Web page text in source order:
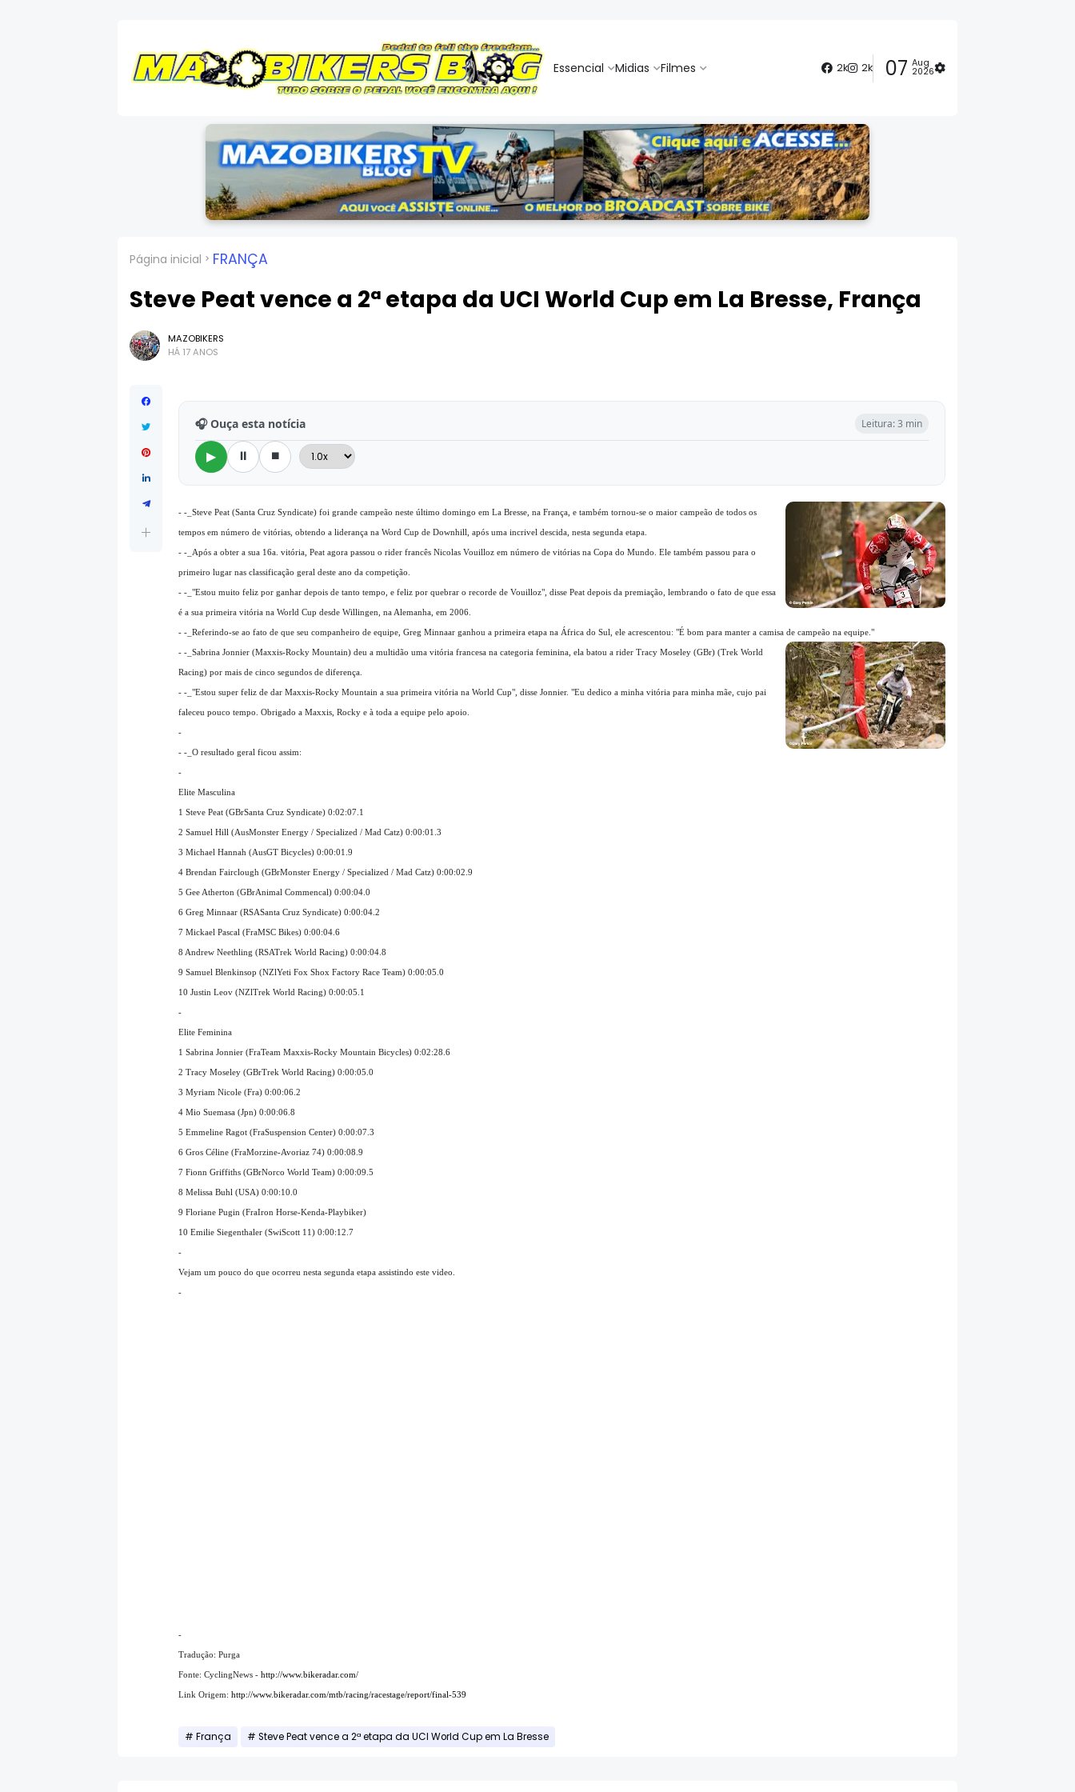
Essencial Midias Filmes 2k 2k 07 Aug
2026
Página inicial FRANÇA
Steve Peat vence a 2ª etapa da UCI World Cup em La Bresse, França
MAZOBIKERS
HÁ 17 ANOS
🎧 Ouça esta notícia Leitura: 3 min
▶ ⏸ ⏹
- -_Steve Peat (Santa Cruz Syndicate) foi grande campeão neste último domingo em La Bresse, na França, e também tornou-se o maior campeão de todos os
tempos em número de vitórias, obtendo a liderança na Word Cup de Downhill, após uma incrivel descida, nesta segunda etapa.
- -_Após a obter a sua 16a. vitória, Peat agora passou o rider francês Nicolas Vouilloz em número de vitórias na Copa do Mundo. Ele também passou para o
primeiro lugar nas classificação geral deste ano da competição.
- -_"Estou muito feliz por ganhar depois de tanto tempo, e feliz por quebrar o recorde de Vouilloz", disse Peat depois da premiação, lembrando o fato de que essa
é a sua primeira vitória na World Cup desde Willingen, na Alemanha, em 2006.
- -_Referindo-se ao fato de que seu companheiro de equipe, Greg Minnaar ganhou a primeira etapa na África do Sul, ele acrescentou: "É bom para manter a camisa de campeão na equipe."
- -_Sabrina Jonnier (Maxxis-Rocky Mountain) deu a multidão uma vitória francesa na categoria feminina, ela batou a rider Tracy Moseley (GBr) (Trek World
Racing) por mais de cinco segundos de diferença.
- -_"Estou super feliz de dar Maxxis-Rocky Mountain a sua primeira vitória na World Cup", disse Jonnier. "Eu dedico a minha vitória para minha mãe, cujo pai
faleceu pouco tempo. Obrigado a Maxxis, Rocky e à toda a equipe pelo apoio.
-
- -_O resultado geral ficou assim:
-
Elite Masculina
1 Steve Peat (GBrSanta Cruz Syndicate) 0:02:07.1
2 Samuel Hill (AusMonster Energy / Specialized / Mad Catz) 0:00:01.3
3 Michael Hannah (AusGT Bicycles) 0:00:01.9
4 Brendan Fairclough (GBrMonster Energy / Specialized / Mad Catz) 0:00:02.9
5 Gee Atherton (GBrAnimal Commencal) 0:00:04.0
6 Greg Minnaar (RSASanta Cruz Syndicate) 0:00:04.2
7 Mickael Pascal (FraMSC Bikes) 0:00:04.6
8 Andrew Neethling (RSATrek World Racing) 0:00:04.8
9 Samuel Blenkinsop (NZlYeti Fox Shox Factory Race Team) 0:00:05.0
10 Justin Leov (NZlTrek World Racing) 0:00:05.1
-
Elite Feminina
1 Sabrina Jonnier (FraTeam Maxxis-Rocky Mountain Bicycles) 0:02:28.6
2 Tracy Moseley (GBrTrek World Racing) 0:00:05.0
3 Myriam Nicole (Fra) 0:00:06.2
4 Mio Suemasa (Jpn) 0:00:06.8
5 Emmeline Ragot (FraSuspension Center) 0:00:07.3
6 Gros Céline (FraMorzine-Avoriaz 74) 0:00:08.9
7 Fionn Griffiths (GBrNorco World Team) 0:00:09.5
8 Melissa Buhl (USA) 0:00:10.0
9 Floriane Pugin (FraIron Horse-Kenda-Playbiker)
10 Emilie Siegenthaler (SwiScott 11) 0:00:12.7
-
Vejam um pouco do que ocorreu nesta segunda etapa assistindo este video.
-
-
Tradução: Purga
Fonte: CyclingNews - http://www.bikeradar.com/
Link Origem: http://www.bikeradar.com/mtb/racing/racestage/report/final-539
França Steve Peat vence a 2ª etapa da UCI World Cup em La Bresse